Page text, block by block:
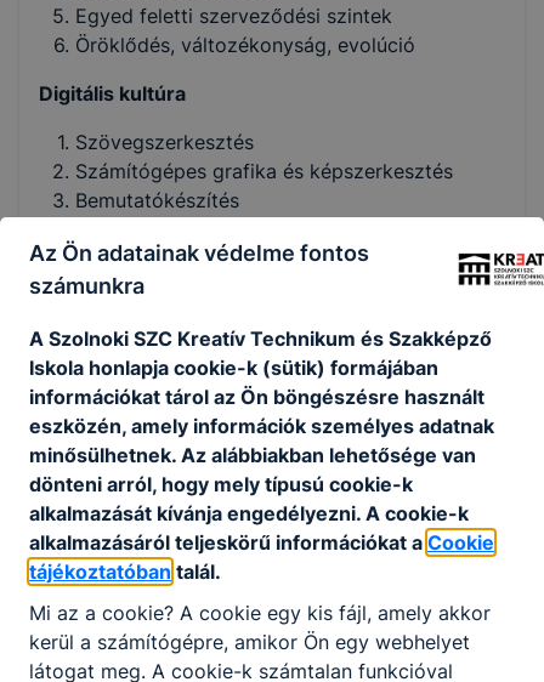
Egyed feletti szerveződési szintek
Öröklődés, változékonyság, evolúció
Digitális kultúra
Szövegszerkesztés
Számítógépes grafika és képszerkesztés
Bemutatókészítés
Adatbázis-kezelés
Algoritmizálás, adatmodellezés
Testnevelés
OLIMPIATÖRTÉNET
A HARMONIKUS TESTI FEJLŐDÉS
EGÉSZSÉGES ÉLETMÓD
TESTI KÉPESSÉGEK
GIMNASZTIKA
ATLÉTIKA
TORNA
RITMIKUS GIMNASZTIKA
KÜZDŐSPORT, ÖNVÉDELEM
ÚSZÁS
Az Ön adatainak védelme fontos
számunkra
A Szolnoki SZC Kreatív Technikum és Szakképző
Iskola honlapja cookie-k (sütik) formájában
információkat tárol az Ön böngészésre használt
eszközén, amely információk személyes adatnak
minősülhetnek. Az alábbiakban lehetősége van
dönteni arról, hogy mely típusú cookie-k
alkalmazását kívánja engedélyezni. A cookie-k
alkalmazásáról teljeskörű információkat a Cookie
tájékoztatóban talál.
Mi az a cookie? A cookie egy kis fájl, amely akkor
kerül a számítógépre, amikor Ön egy webhelyet
látogat meg. A cookie-k számtalan funkcióval